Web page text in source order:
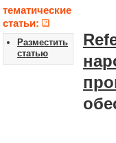
тематические
статьи:
Разместить
статью